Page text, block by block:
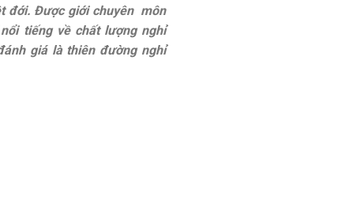
đới. Được giới chuyên môn
tiếng về chất lượng nghỉ
giá là thiên đường nghỉ